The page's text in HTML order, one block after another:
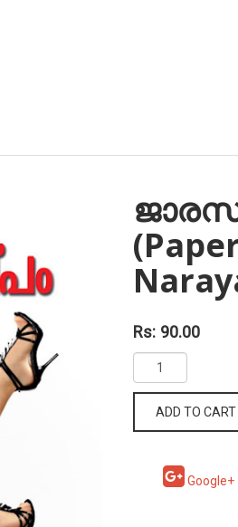
Rs: 90.00
ADD TO CART
Google+